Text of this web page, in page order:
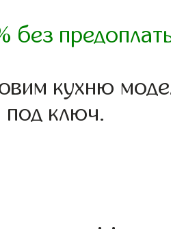
без
кухню
под ключ.